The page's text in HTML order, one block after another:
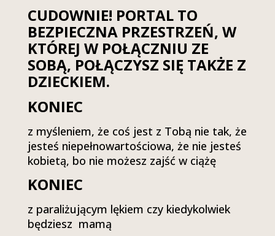
CUDOWNIE! PORTAL TO
BEZPIECZNA PRZESTRZEŃ, W
KTÓREJ W POŁĄCZNIU ZE
SOBĄ, POŁĄCZYSZ SIĘ TAKŻE Z
DZIECKIEM.
KONIEC
z myśleniem, że coś jest z Tobą nie tak, że
jesteś niepełnowartościowa, że nie jesteś
kobietą, bo nie możesz zajść w ciążę
KONIEC
z paraliżującym lękiem czy kiedykolwiek
będziesz mamą